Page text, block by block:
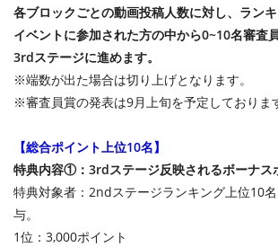
各ブロックごとの動画投稿人数に対し、ラン
イベントに参加された方の中から0~10名審査
3rdステージに進めます。
※端数が出た場合は切り上げとなります。
※審査員賞の発表は9月上旬を予定しておりま
【総合ポイント上位10名】
特典内容①：3rdステージ反映されるボーナス
特典対象者：2ndステージランキング上位10
与。
1位：3,000ポイント